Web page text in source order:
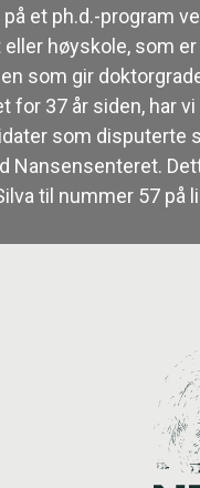
et ph.d.-program
høyskole, som er
som gir
for 37 år siden, har vi
som disputerte
Nansensenteret.
til nummer 57 på